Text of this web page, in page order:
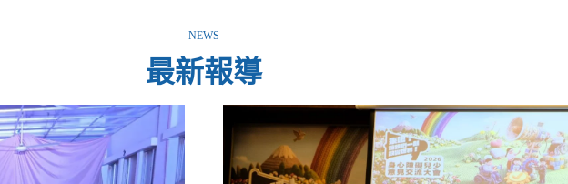
NEWS
最新報導